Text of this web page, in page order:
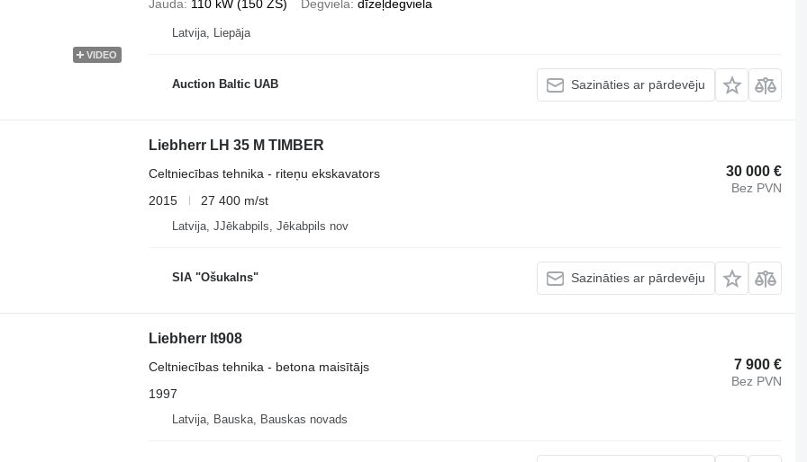
VIDEO
Jauda
110 kW (150 ZS) Degviela dīzeļdegviela
Latvija, Liepāja
Auction Baltic UAB Sazināties ar pārdevēju
Liebherr LH 35 M TIMBER
30 000 €
Bez PVN
Celtniecības tehnika - riteņu ekskavators
2015
27 400 m/st
Latvija, JJēkabpils, Jēkabpils nov
SIA "Ošukalns" Sazināties ar pārdevēju
Liebherr lt908
7 900 €
Bez PVN
Celtniecības tehnika - betona maisītājs
1997
Latvija, Bauska, Bauskas novads